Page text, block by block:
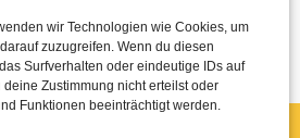
wir Technologien wie Cookies, um
zuzugreifen. Wenn du diesen
Surfverhalten oder eindeutige IDs auf
Zustimmung nicht erteilst oder
Funktionen beeinträchtigt werden.